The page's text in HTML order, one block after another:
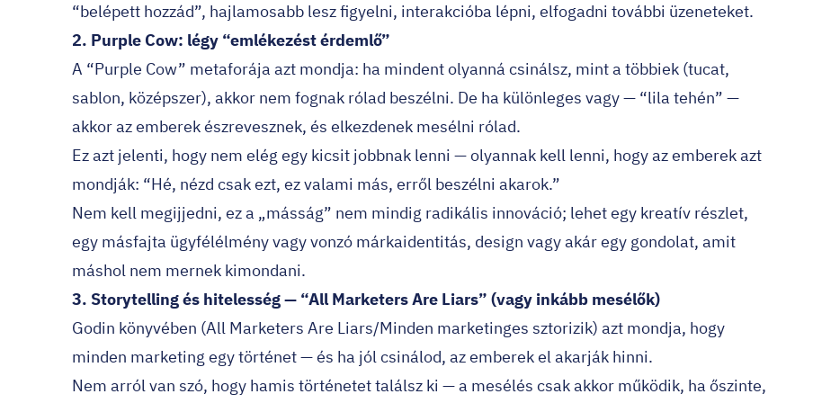
“belépett hozzád”, hajlamosabb lesz figyelni, interakcióba lépni, elfogadni további üzeneteket.
2. Purple Cow: légy “emlékezést érdemlő”
A “Purple Cow” metaforája azt mondja: ha mindent olyanná csinálsz, mint a többiek (tucat,
sablon, középszer), akkor nem fognak rólad beszélni. De ha különleges vagy — “lila tehén” —
akkor az emberek észrevesznek, és elkezdenek mesélni rólad.
Ez azt jelenti, hogy nem elég egy kicsit jobbnak lenni — olyannak kell lenni, hogy az emberek azt
mondják: “Hé, nézd csak ezt, ez valami más, erről beszélni akarok.”
Nem kell megijjedni, ez a „másság” nem mindig radikális innováció; lehet egy kreatív részlet,
egy másfajta ügyfélélmény vagy vonzó márkaidentitás, design vagy akár egy gondolat, amit
máshol nem mernek kimondani.
3. Storytelling és hitelesség — “All Marketers Are Liars” (vagy inkább mesélők)
Godin könyvében (All Marketers Are Liars/Minden marketinges sztorizik) azt mondja, hogy
minden marketing egy történet — és ha jól csinálod, az emberek el akarják hinni.
Nem arról van szó, hogy hamis történetet találsz ki — a mesélés csak akkor működik, ha őszinte,